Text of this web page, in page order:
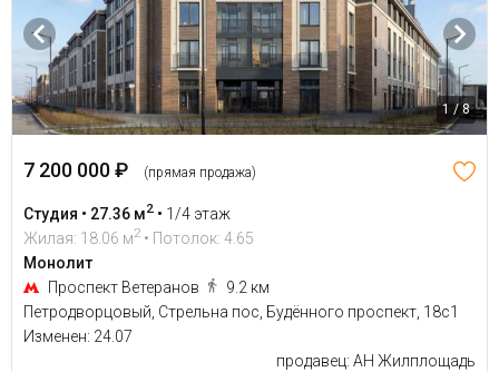
1 / 8
7 200 000 ₽ (прямая продажа)
Студия • 27.36 м2 • 1/4 этаж
Жилая: 18.06 м2 • Потолок: 4.65
Монолит
Проспект Ветеранов
9.2 км
Петродворцовый, Стрельна пос, Будённого проспект, 18с1
Изменен: 24.07
продавец: АН Жилплощадь